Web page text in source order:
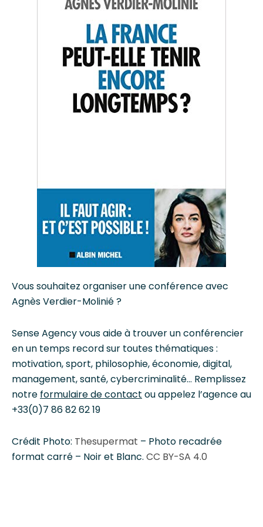
Vous souhaitez organiser une conférence avec
Agnès Verdier-Molinié ?
Sense Agency vous aide à trouver un conférencier
en un temps record sur toutes thématiques :
motivation, sport, philosophie, économie, digital,
management, santé, cybercriminalité… Remplissez
notre formulaire de contact ou appelez l’agence au
+33(0)7 86 82 62 19
Crédit Photo: Thesupermat – Photo recadrée
format carré – Noir et Blanc. CC BY-SA 4.0